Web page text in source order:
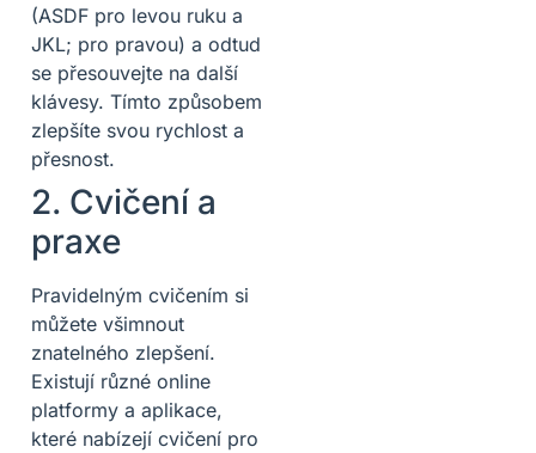
(ASDF pro levou ruku a
JKL; pro pravou) a odtud
se přesouvejte na další
klávesy. Tímto způsobem
zlepšíte svou rychlost a
přesnost.
2. Cvičení a
praxe
Pravidelným cvičením si
můžete všimnout
znatelného zlepšení.
Existují různé online
platformy a aplikace,
které nabízejí cvičení pro